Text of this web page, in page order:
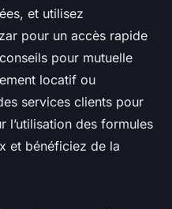
et utilisez
pour un accès rapide
pour mutuelle
locatif ou
services clients pour
l’utilisation des formules
et bénéficiez de la